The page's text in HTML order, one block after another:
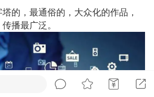
谷气行、营卫通：内经视角
下的脾胃调养要义
的，最通俗的，大众化的作品，
播最广泛。